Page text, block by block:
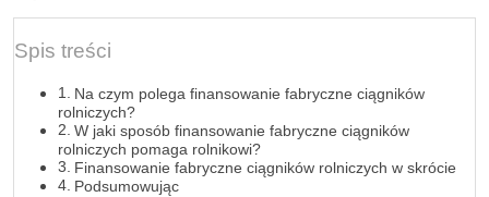
Spis treści
Na czym polega finansowanie fabryczne ciągników
rolniczych?
W jaki sposób finansowanie fabryczne ciągników
rolniczych pomaga rolnikowi?
Finansowanie fabryczne ciągników rolniczych w skrócie
Podsumowując